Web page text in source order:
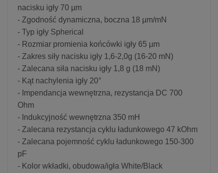
nacisku igły 70 µm
- Zgodność dynamiczna, boczna 18 µm/mN
- Typ igły Spherical
- Rozmiar promienia końcówki igły 65 µm
- Zakres siły nacisku igły 1,6-2,0g (16-20 mN)
- Zalecana siła nacisku igły 1,8 g (18 mN)
- Kąt nachylenia igły 20°
- Impendancja wewnętrzna, rezystancja DC 700
Ohm
- Indukcyjność wewnętrzna 350 mH
- Zalecana rezystancja cyklu ładunkowego 47 kOhm
- Zalecana pojemność cyklu ładunkowego 150-300
pF
- Kolor wkładki, obudowa/igła White/Black